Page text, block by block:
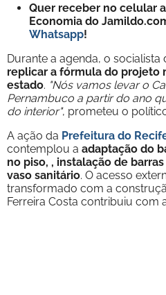
Quer receber no celular
Economia do
Whatsapp!
Durante a agenda, o
replicar a fórmula do projeto
estado. "Nós vamos levar o
Pernambuco a partir do ano
do interior", prometeu o
A ação da Prefeitura do
contemplou a adaptação do
no piso, , instalação de
vaso sanitário. O acesso
transformado com a
Ferreira Costa contribuiu com